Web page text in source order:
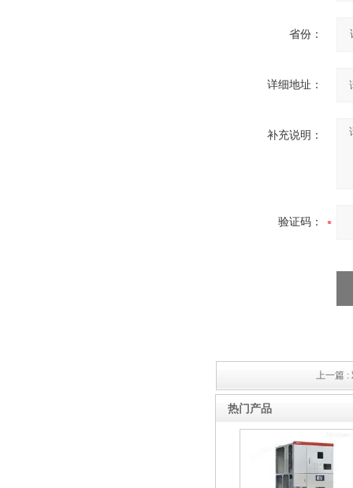
省份：
详细地址：
补充说明：
验证码：
上一篇 :
热门产品